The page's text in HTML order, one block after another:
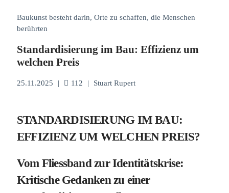
Baukunst besteht darin, Orte zu schaffen, die Menschen
berührten
Standardisierung im Bau: Effizienz um
welchen Preis
25.11.2025 | 112 | Stuart Rupert
STANDARDISIERUNG IM BAU:
EFFIZIENZ UM WELCHEN PREIS?
Vom Fliessband zur Identitätskrise:
Kritische Gedanken zu einer